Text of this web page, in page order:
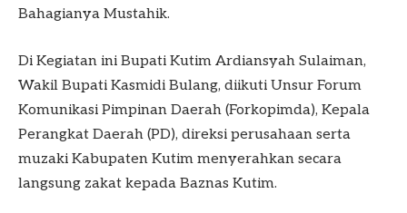
Bahagianya Mustahik.
Di Kegiatan ini Bupati Kutim Ardiansyah Sulaiman,
Wakil Bupati Kasmidi Bulang, diikuti Unsur Forum
Komunikasi Pimpinan Daerah (Forkopimda), Kepala
Perangkat Daerah (PD), direksi perusahaan serta
muzaki Kabupaten Kutim menyerahkan secara
langsung zakat kepada Baznas Kutim.